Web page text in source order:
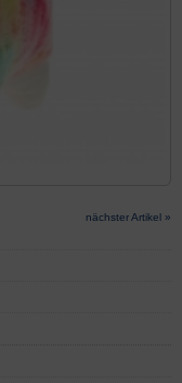
nächster Artikel »